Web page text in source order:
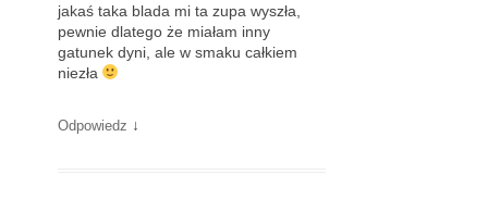
jakaś taka blada mi ta zupa wyszła,
pewnie dlatego że miałam inny
gatunek dyni, ale w smaku całkiem
niezła
Odpowiedz ↓